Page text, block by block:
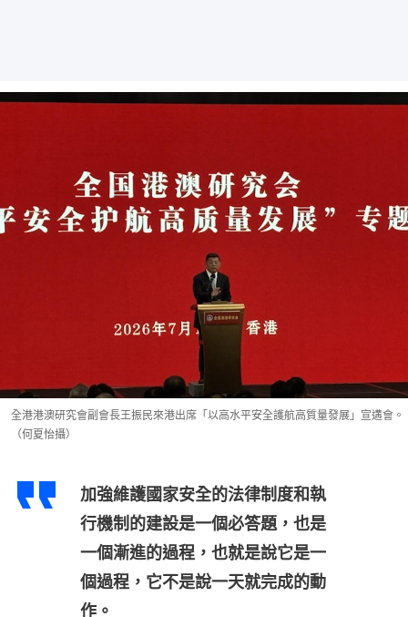
全港港澳研究會副會長王振民來港出席「以高水平安全護航高質量發展」宣遘會。
（何夏怡攝）
加強維護國家安全的法律制度和執
行機制的建設是一個必答題，也是
一個漸進的過程，也就是說它是一
個過程，它不是說一天就完成的動
作。